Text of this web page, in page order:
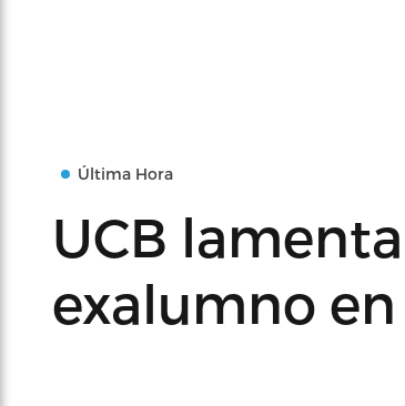
Última Hora
UCB
exalumno